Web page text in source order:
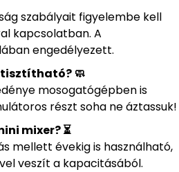
szabályait figyelembe kell
kapcsolatban. A
engedélyezett.
🧼
mosogatógépben is
részt soha ne áztassuk!
mixer? ⏳
mellett évekig is használható,
veszít a kapacitásából.